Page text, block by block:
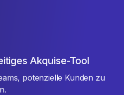
Akquise-Tool
potenzielle Kunden zu